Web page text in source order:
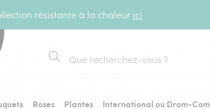
résistante à la chaleur ici
Rechercher
Roses Plantes
International ou Drom-Com